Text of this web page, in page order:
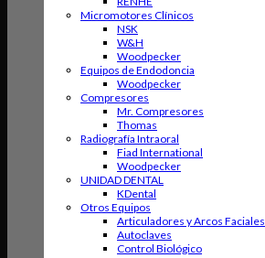
Micromotores Clínicos
NSK
W&H
Woodpecker
Equipos de Endodoncia
Woodpecker
Compresores
Mr. Compresores
Thomas
Radiografía Intraoral
Fiad International
Woodpecker
UNIDAD DENTAL
KDental
Otros Equipos
Articuladores y Arcos Faciales
Autoclaves
Control Biológico